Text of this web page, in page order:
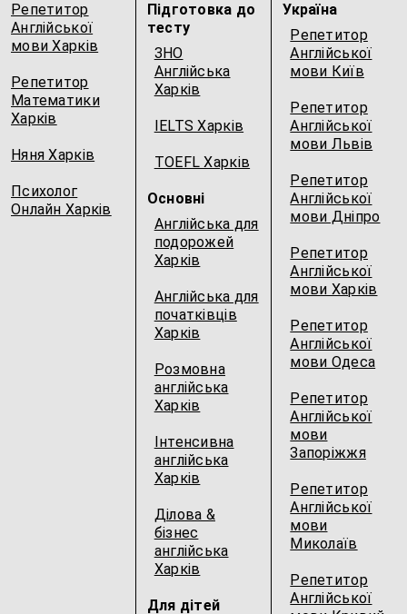
Репетитор
Англійської
мови Харків
Репетитор
Математики
Харків
Няня Харків
Психолог
Онлайн Харків
Підготовка до
тесту
ЗНО
Англійська
Харків
IELTS Харків
TOEFL Харків
Основні
Англійська для
подорожей
Харків
Англійська для
початківців
Харків
Розмовна
англійська
Харків
Інтенсивна
англійська
Харків
Ділова &
бізнес
англійська
Харків
Для дітей
Україна
Репетитор
Англійської
мови Київ
Репетитор
Англійської
мови Львів
Репетитор
Англійської
мови Дніпро
Репетитор
Англійської
мови Харків
Репетитор
Англійської
мови Одеса
Репетитор
Англійської
мови
Запоріжжя
Репетитор
Англійської
мови
Миколаїв
Репетитор
Англійської